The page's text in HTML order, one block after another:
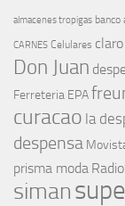
almacenes tropigas banco
CARNES Celulares claro
Don Juan
Ferreteria EPA
curacao la
despensa
prisma moda
siman